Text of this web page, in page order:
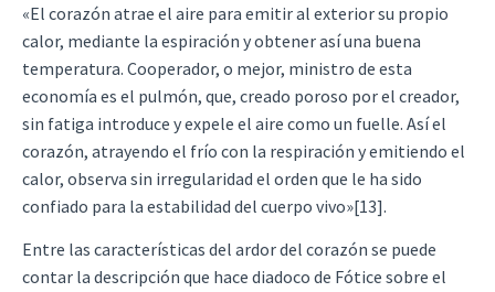
«El corazón atrae el aire para emitir al exterior su propio
calor, mediante la espiración y obtener así una buena
temperatura. Cooperador, o mejor, ministro de esta
economía es el pulmón, que, creado poroso por el creador,
sin fatiga introduce y expele el aire como un fuelle. Así el
corazón, atrayendo el frío con la respiración y emitiendo el
calor, observa sin irregularidad el orden que le ha sido
confiado para la estabilidad del cuerpo vivo»[13].
Entre las características del ardor del corazón se puede
contar la descripción que hace diadoco de Fótice sobre el